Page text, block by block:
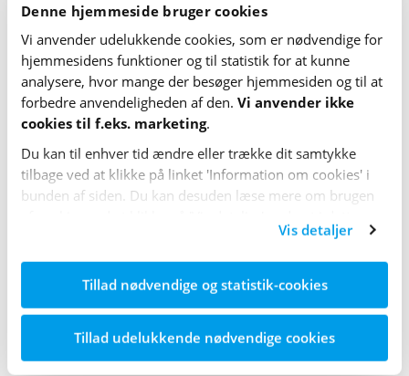
Denne hjemmeside bruger cookies
Vi anvender udelukkende cookies, som er nødvendige for
hjemme­sidens funktioner og til statistik for at kunne
analysere, hvor mange der besøger hjemme­siden og til at
forbedre anvende­lig­heden af den. Vi anvender ikke
cookies til f.eks. marketing.
Du kan til enhver tid ændre eller trække dit samtykke
tilbage ved at klikke på linket 'Information om cookies' i
bunden af siden. Du kan desuden læse mere om brugen
Vis detaljer
Tillad nødvendige og statistik-cookies
Tillad udelukkende nødvendige cookies
Er blod­sukkeret stigende i forhold til det mål, man
har aftalt med sin behandler, skal man over­veje at
øge sin dosis af basalin­sulin.
Er blod­sukkeret faldende i forhold til det mål, man
har aftalt med sin behandler, skal man over­veje at
reducere sin dosis af basalin­sulin.
Det er altid en god idé at tale med sin
diabetesbehandler om ændringer i doseringen af
Bolusinsulin
Bolusinsulin er den insulin, man tager i forbindelse